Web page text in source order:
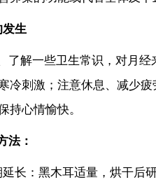
生
解一些卫生常识，对月经
冷刺激；注意休息、减少
持心情愉快。
：
：黑木耳适量，烘干后研